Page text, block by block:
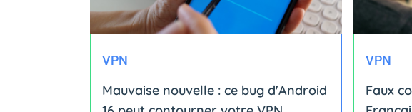
VPN
Mauvaise nouvelle : ce bug d'Android
VPN
Faux